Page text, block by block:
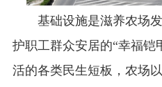
基础设施是滋养农场
护职工群众安居的“幸福铠
活的各类民生短板，农场以